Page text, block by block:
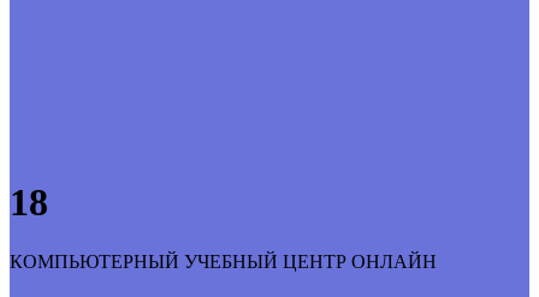
18
КОМПЬЮТЕРНЫЙ УЧЕБНЫЙ ЦЕНТР ОНЛАЙН